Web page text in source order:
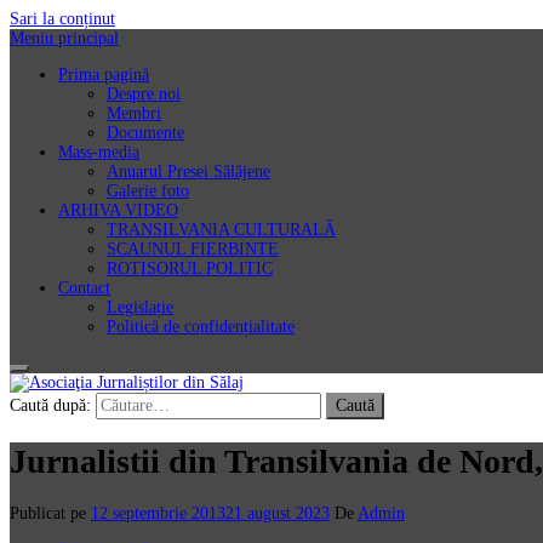
Sari la conținut
Meniu principal
Prima pagină
Despre noi
Membri
Documente
Mass-media
Anuarul Presei Sălăjene
Galerie foto
ARHIVA VIDEO
TRANSILVANIA CULTURALĂ
SCAUNUL FIERBINTE
ROTISORUL POLITIC
Contact
Legislație
Politică de confidențialitate
Asociaţia Jurnaliștilor din Sălaj
Caută după:
Jurnalistii din Transilvania de
Publicat pe 12 septembrie 201321 august 2023 De Admin